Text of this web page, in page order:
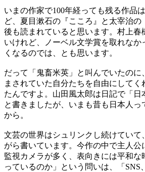
いまの作家で100年経っても残る作品
ど、夏目漱石の『こころ』と太宰治の
後も読まれていると思います。村上春
いけれど、ノーベル文学賞を取れなか
くなるのでは、とも思います。
だって「鬼畜米英」と叫んでいたのに
まされていた自分たちを自由にしてく
たんですよ。山田風太郎は日記で「日
と書きましたが、いまも昔も日本人っ
から。
文芸の世界はシュリンクし続けていて
がら書いています。今作の中で主人公
監視カメラが多く、表向きには平和な
っているのか」という問いは、「SNS